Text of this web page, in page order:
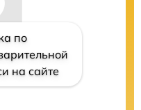
по
на сайте